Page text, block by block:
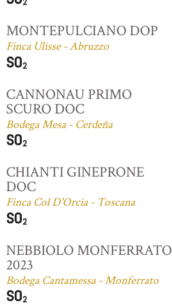
MONTEPULCIANO DOP
Finca Ulisse - Abruzzo
CANNONAU PRIMO
SCURO DOC
Bodega Mesa - Cerdeña
CHIANTI GINEPRONE
DOC
Finca Col D'Orcia - Toscana
NEBBIOLO MONFERRATO
2023
Bodega Cantamessa - Monferrato